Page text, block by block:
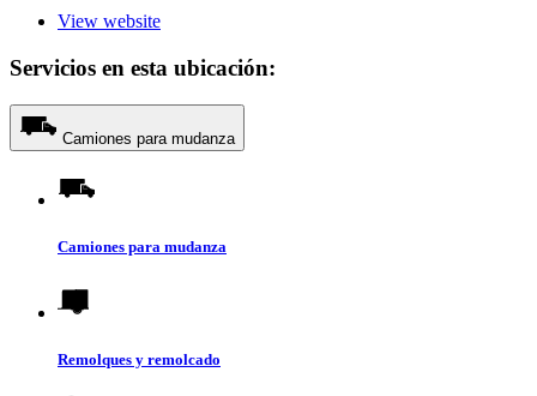
View website
Servicios en esta ubicación:
Camiones para mudanza
Camiones para mudanza
Remolques y remolcado